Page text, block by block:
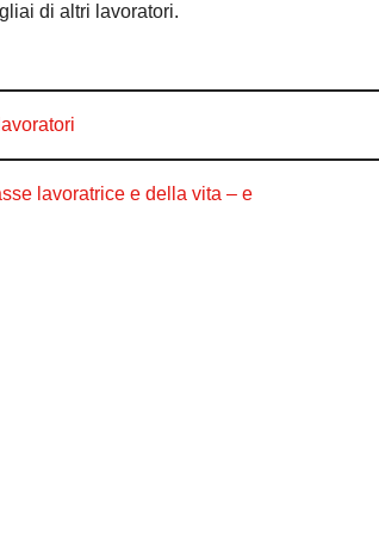
di altri lavoratori.
lavoratrice e della vita – e